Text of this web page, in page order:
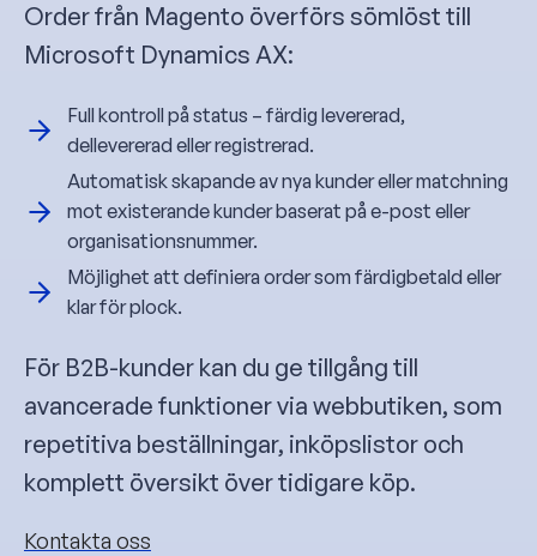
Order från Magento överförs sömlöst till
Microsoft Dynamics AX:
Full kontroll på status – färdig levererad,
dellevererad eller registrerad.
Automatisk skapande av nya kunder eller matchning
mot existerande kunder baserat på e-post eller
organisationsnummer.
Möjlighet att definiera order som färdigbetald eller
klar för plock.
För B2B-kunder kan du ge tillgång till
avancerade funktioner via webbutiken, som
repetitiva beställningar, inköpslistor och
komplett översikt över tidigare köp.
Kontakta oss